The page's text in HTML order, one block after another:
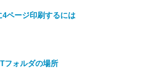
4ページ印刷するには
フォルダの場所